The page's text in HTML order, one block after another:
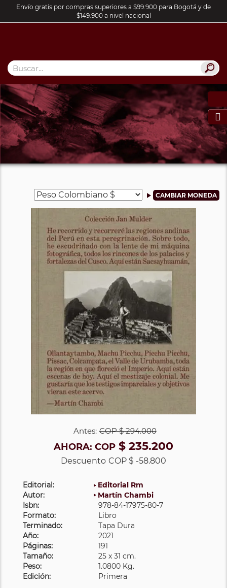
Envío gratis por compras superiores a $99.900 para Bogotá y de
$149.900 a nivel nacional

Antes: COP$ 294.000
AHORA: COP $ 235.200
Descuento COP $ -58.800
Editorial:
Editorial Rm
Autor:
Martín Chambi
Isbn:
978-84-17975-80-7
Formato:
Libro
Terminado:
Tapa Dura
Año:
2021
Páginas:
191
Tamaño:
25 x 31 cm.
Peso:
1.0800 Kg.
Edición:
Primera